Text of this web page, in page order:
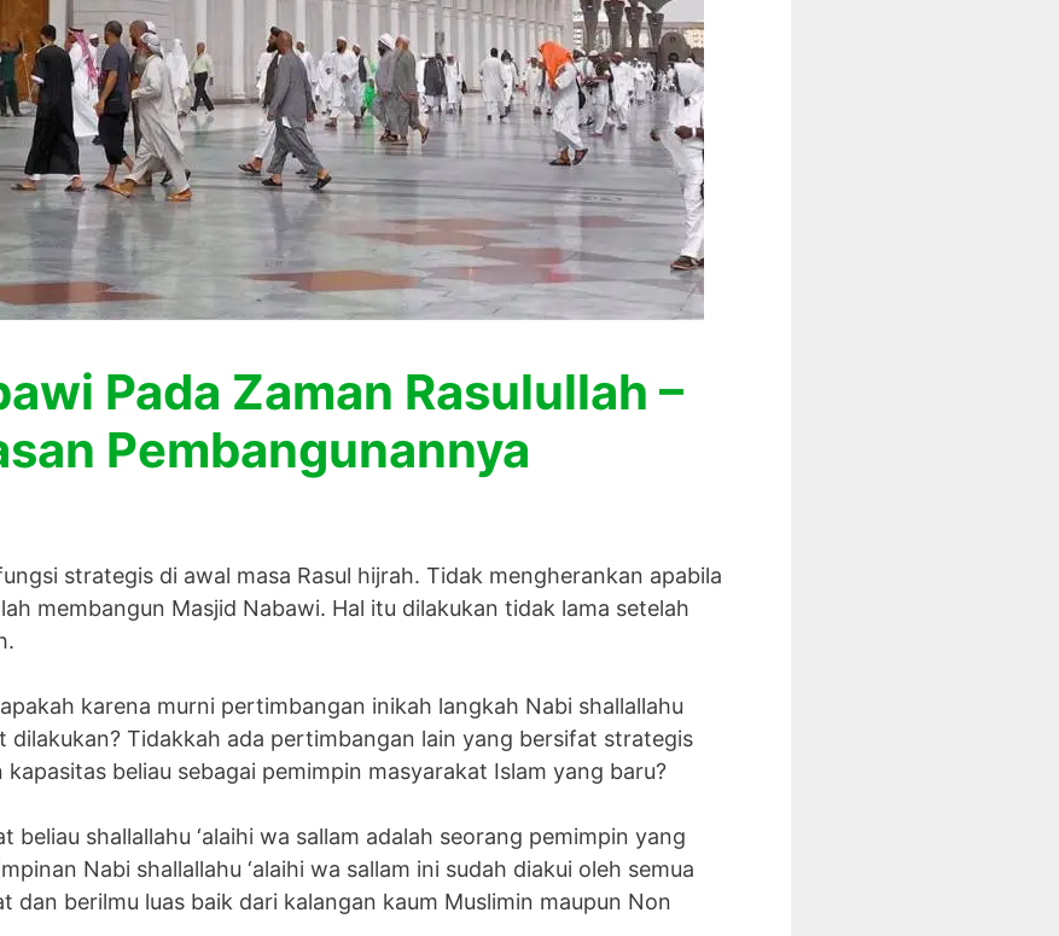
Pada Zaman Rasulullah –
Pembangunannya
strategis di awal masa Rasul hijrah. Tidak mengherankan apabila
membangun Masjid Nabawi. Hal itu dilakukan tidak lama setelah
karena murni pertimbangan inikah langkah Nabi shallallahu
dilakukan? Tidakkah ada pertimbangan lain yang bersifat strategis
beliau sebagai pemimpin masyarakat Islam yang baru?
beliau shallallahu ‘alaihi wa sallam adalah seorang pemimpin yang
Nabi shallallahu ‘alaihi wa sallam ini sudah diakui oleh semua
dan berilmu luas baik dari kalangan kaum Muslimin maupun Non